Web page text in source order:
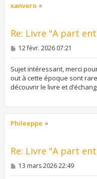
xanvero
Re: Livre "A part
M
s
a
g
e
12 févr. 2026 07:21
Sujet intéressant, merci
out à cette époque sont
découvrir le livre et
Phileeppe
Re: Livre "A part
M13 mars 2026 22:49